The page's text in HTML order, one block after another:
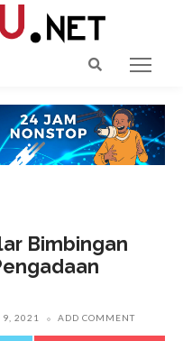
Bimbingan
9, 2021 ADD COMMENT